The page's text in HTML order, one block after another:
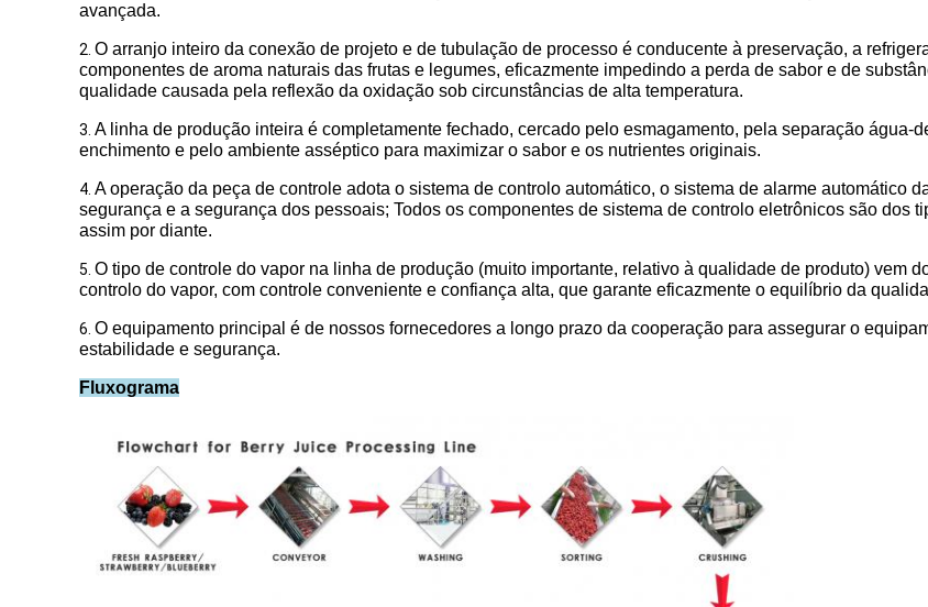
avançada.
2. O arranjo inteiro da conexão de projeto e de tubulação de processo é conducente à preservação, a
componentes de aroma naturais das frutas e legumes, eficazmente impedindo a perda de sabor e de
qualidade causada pela reflexão da oxidação sob circunstâncias de alta temperatura.
3. A linha de produção inteira é completamente fechado, cercado pelo esmagamento, pela separação
enchimento e pelo ambiente asséptico para maximizar o sabor e os nutrientes originais.
4. A operação da peça de controle adota o sistema de controlo automático, o sistema de alarme automático
segurança e a segurança dos pessoais; Todos os componentes de sistema de controlo eletrônicos são dos
assim por diante.
5. O tipo de controle do vapor na linha de produção (muito importante, relativo à qualidade de produto) vem
controlo do vapor, com controle conveniente e confiança alta, que garante eficazmente o equilíbrio da
6. O equipamento principal é de nossos fornecedores a longo prazo da cooperação para assegurar o
estabilidade e segurança.
Fluxograma